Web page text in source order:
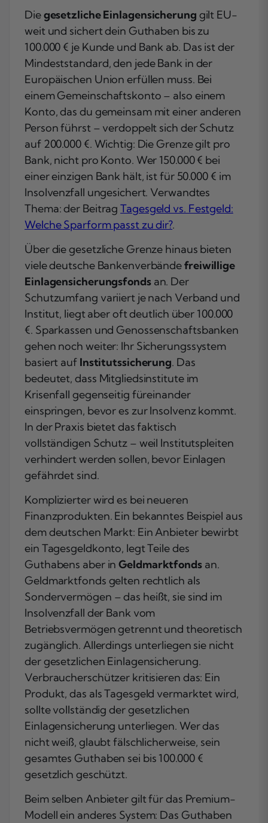
Diegesetzliche Einlagensicherung gilt EU-
weit und sichert dein Guthaben bis zu
100.000 € je Kunde und Bank ab. Das ist der
Mindeststandard, den jede Bank in der
Europäischen Union erfüllen muss. Bei
einem Gemeinschaftskonto – also einem
Konto, das du gemeinsam mit einer anderen
Person führst – verdoppelt sich der Schutz
auf 200.000 €. Wichtig: Die Grenze gilt pro
Bank, nicht pro Konto. Wer 150.000 € bei
einer einzigen Bank hält, ist für 50.000 € im
Insolvenzfall ungesichert. Verwandtes
Thema: der BeitragTagesgeld vs. Festgeld:
Welche Sparform passt zu dir?.
Über die gesetzliche Grenze hinaus bieten
viele deutsche Bankenverbändefreiwillige
Einlagensicherungsfondsan. Der
Schutzumfang variiert je nach Verband und
Institut, liegt aber oft deutlich über 100.000
€. Sparkassen und Genossenschaftsbanken
gehen noch weiter: Ihr Sicherungssystem
basiert auf Institutssicherung. Das
bedeutet, dass Mitgliedsinstitute im
Krisenfall gegenseitig füreinander
einspringen, bevor es zur Insolvenz kommt.
In der Praxis bietet das faktisch
vollständigen Schutz – weil Institutspleiten
verhindert werden sollen, bevor Einlagen
gefährdet sind.
Komplizierter wird es bei neueren
Finanzprodukten. Ein bekanntes Beispiel aus
dem deutschen Markt: Ein Anbieter bewirbt
ein Tagesgeldkonto, legt Teile des
Guthabens aber inGeldmarktfondsan.
Geldmarktfonds gelten rechtlich als
Sondervermögen – das heißt, sie sind im
Insolvenzfall der Bank vom
Betriebsvermögen getrennt und theoretisch
zugänglich. Allerdings unterliegen sie nicht
der gesetzlichen Einlagensicherung.
Verbraucherschützer kritisieren das: Ein
Produkt, das als Tagesgeld vermarktet wird,
sollte vollständig der gesetzlichen
Einlagensicherung unterliegen. Wer das
nicht weiß, glaubt fälschlicherweise, sein
gesamtes Guthaben sei bis 100.000 €
gesetzlich geschützt.
Beim selben Anbieter gilt für das Premium-
Modell ein anderes System: Das Guthaben